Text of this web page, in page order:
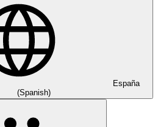
España
(Spanish)